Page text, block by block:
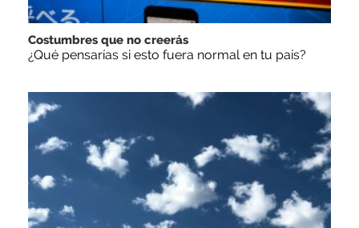
Costumbres que no creerás
¿Qué pensarías si esto fuera normal en tu país?